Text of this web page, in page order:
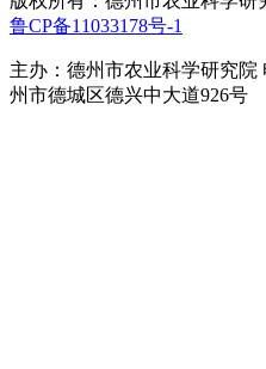
鲁CP备11033178号-1
主办：德州市农业科学研究院
州市德城区德兴中大道926号